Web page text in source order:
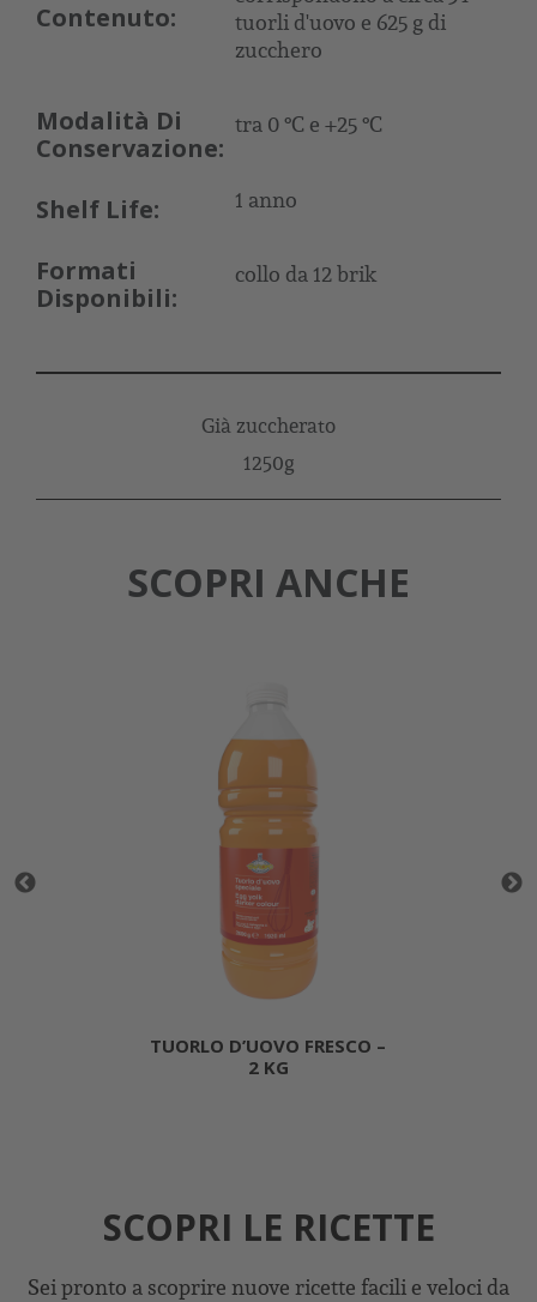
Contenuto:
tuorli d'uovo e 625 g di
zucchero
Modalità Di
Conservazione:
tra 0 °C e +25 °C
Shelf Life: 1 anno
Formati
Disponibili:
collo da 12 brik
Già zuccherato
1250g
SCOPRI ANCHE
TUORLO D’UOVO FRESCO –
2 KG
SCOPRI LE RICETTE
Sei pronto a scoprire nuove ricette facili e veloci da